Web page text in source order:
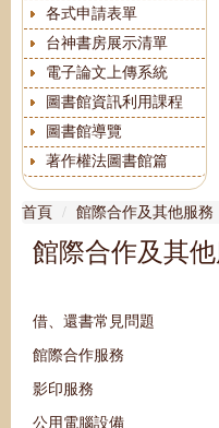
各式申請表單
台神書房展示清單
電子論文上傳系統
圖書館資訊利用課程
圖書館導覽
著作權法圖書館篇
首頁 館際合作及其他服務
館際合作及其
借、還書常見問題
館際合作服務
影印服務
公用電腦設備